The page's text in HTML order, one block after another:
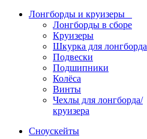
Лонгборды и круизеры
Лонгборды в сборе
Круизеры
Шкурка для лонгборда
Подвески
Подшипники
Колёса
Винты
Чехлы для лонгборда/
круизера
Сноускейты